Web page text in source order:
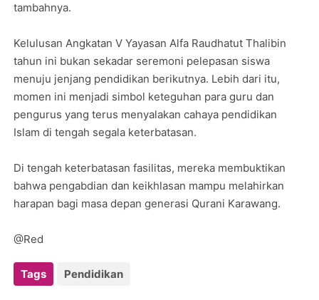
tambahnya.
Kelulusan Angkatan V Yayasan Alfa Raudhatut Thalibin
tahun ini bukan sekadar seremoni pelepasan siswa
menuju jenjang pendidikan berikutnya. Lebih dari itu,
momen ini menjadi simbol keteguhan para guru dan
pengurus yang terus menyalakan cahaya pendidikan
Islam di tengah segala keterbatasan.
Di tengah keterbatasan fasilitas, mereka membuktikan
bahwa pengabdian dan keikhlasan mampu melahirkan
harapan bagi masa depan generasi Qurani Karawang.
@Red
Tags Pendidikan